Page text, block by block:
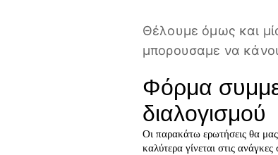
Θέλουμε όμως και
μπορουσαμε να